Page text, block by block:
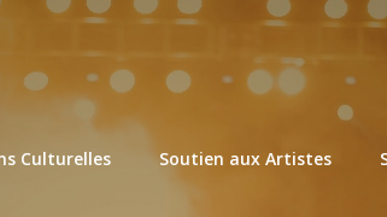
Culturelles Soutien aux Artistes